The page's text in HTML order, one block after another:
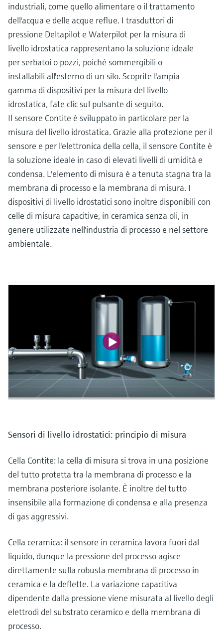
industriali, come quello alimentare o il trattamento
dell'acqua e delle acque reflue. I trasduttori di
pressione Deltapilot e Waterpilot per la misura di
livello idrostatica rappresentano la soluzione ideale
per serbatoi o pozzi, poiché sommergibili o
installabili all'esterno di un silo. Scoprite l'ampia
gamma di dispositivi per la misura del livello
idrostatica, fate clic sul pulsante di seguito.
Il sensore Contite è sviluppato in particolare per la
misura del livello idrostatica. Grazie alla protezione per il
sensore e per l'elettronica della cella, il sensore Contite è
la soluzione ideale in caso di elevati livelli di umidità e
condensa. L'elemento di misura è a tenuta stagna tra la
membrana di processo e la membrana di misura. I
dispositivi di livello idrostatici sono inoltre disponibili con
celle di misura capacitive, in ceramica senza oli, in
genere utilizzate nell'industria di processo e nel settore
ambientale.
Sensori di livello idrostatici: principio di misura
Cella Contite: la cella di misura si trova in una posizione
del tutto protetta tra la membrana di processo e la
membrana posteriore isolante. È inoltre del tutto
insensibile alla formazione di condensa e alla presenza
di gas aggressivi.
Cella ceramica: il sensore in ceramica lavora fuori dal
liquido, dunque la pressione del processo agisce
direttamente sulla robusta membrana di processo in
ceramica e la deflette. La variazione capacitiva
dipendente dalla pressione viene misurata al livello degli
elettrodi del substrato ceramico e della membrana di
processo.